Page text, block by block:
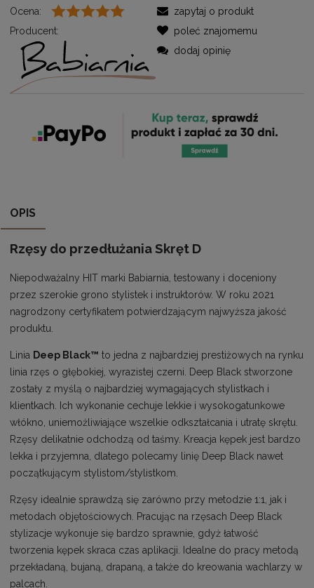
Ocena:
Producent:
zapytaj o produkt
poleć znajomemu
dodaj opinię
OPIS
Rzęsy do przedłużania Skręt D
Niepodważalny HIT marki Babiarnia, testowany i doceniony
przez szerokie grono stylistek i instruktorów. W roku 2021
nagrodzony certyfikatem potwierdzającym najwyższa jakość
produktu.
Linia Deep Black™ to jedna z najbardziej prestiżowych na rynku
linia rzęs o głębokiej, wyrazistej czerni. Deep Black stworzone
zostały z myślą o najbardziej wymagających stylistkach i
klientkach. Ich wykonanie cechuje lekkie i wysokogatunkowe
włókno, uniemożliwiające wszelkie odkształcania i utratę skrętu.
Rzęsy delikatnie odchodzą od taśmy. Kreacja kępek jest bardzo
lekka i przyjemna, dlatego polecamy linię Deep Black nawet
początkującym stylistom/stylistkom.
Rzęsy idealnie sprawdzą się zarówno przy metodzie 1:1, jak i
metodach objętościowych. Pracując na rzęsach Deep Black
stylizacje wykonuje się bardzo sprawnie, gdyż łatwość
tworzenia kępek skraca czas aplikacji. Idealne do pracy metodą
przekładaną, bujaną, drapaną, a także do kreowania wachlarzy w
palcach.